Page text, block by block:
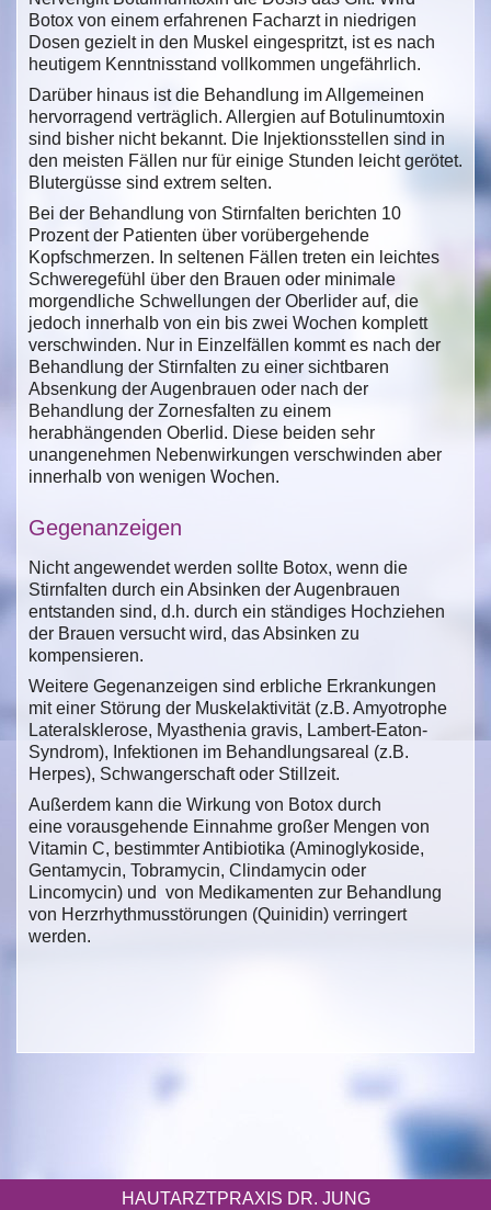
Botox von einem erfahrenen Facharzt in niedrigen
Dosen gezielt in den Muskel eingespritzt, ist es nach
heutigem Kenntnisstand vollkommen ungefährlich.
Darüber hinaus ist die Behandlung im Allgemeinen
hervorragend verträglich. Allergien auf Botulinumtoxin
sind bisher nicht bekannt. Die Injektionsstellen sind in
den meisten Fällen nur für einige Stunden leicht gerötet.
Blutergüsse sind extrem selten.
Bei der Behandlung von Stirnfalten berichten 10
Prozent der Patienten über vorübergehende
Kopfschmerzen. In seltenen Fällen treten ein leichtes
Schweregefühl über den Brauen oder minimale
morgendliche Schwellungen der Oberlider auf, die
jedoch innerhalb von ein bis zwei Wochen komplett
verschwinden. Nur in Einzelfällen kommt es nach der
Behandlung der Stirnfalten zu einer sichtbaren
Absenkung der Augenbrauen oder nach der
Behandlung der Zornesfalten zu einem
herabhängenden Oberlid. Diese beiden sehr
unangenehmen Nebenwirkungen verschwinden aber
innerhalb von wenigen Wochen.
Gegenanzeigen
Nicht angewendet werden sollte Botox, wenn die
Stirnfalten durch ein Absinken der Augenbrauen
entstanden sind, d.h. durch ein ständiges Hochziehen
der Brauen versucht wird, das Absinken zu
kompensieren.
Weitere Gegenanzeigen sind erbliche Erkrankungen
mit einer Störung der Muskelaktivität (z.B. Amyotrophe
Lateralsklerose, Myasthenia gravis, Lambert-Eaton-
Syndrom), Infektionen im Behandlungsareal (z.B.
Herpes), Schwangerschaft oder Stillzeit.
Außerdem kann die Wirkung von Botox durch
eine vorausgehende Einnahme großer Mengen von
Vitamin C, bestimmter Antibiotika (Aminoglykoside,
Gentamycin, Tobramycin, Clindamycin oder
Lincomycin) und von Medikamenten zur Behandlung
von Herzrhythmusstörungen (Quinidin) verringert
werden.
HAUTARZTPRAXIS DR. JUNG